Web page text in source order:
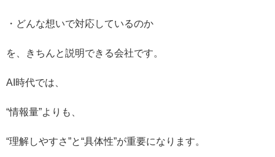
・どんな想いで対応しているのか
を、きちんと説明できる会社です。
AI時代では、
“情報量”よりも、
“理解しやすさ”と“具体性”が重要になります。